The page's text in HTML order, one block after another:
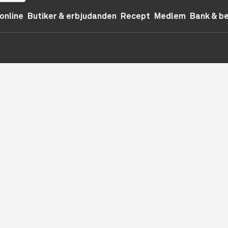
Butiker & erbjudanden Recept Medlem Bank &